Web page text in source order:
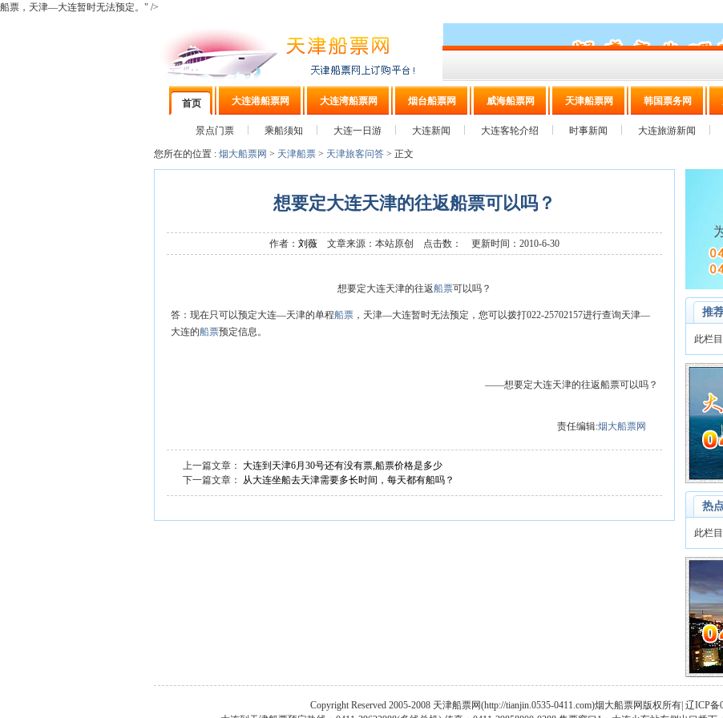
船票，天津—大连暂时无法预定。" />
首页 大连港船票网 大连湾船票网 烟台船票网 威海船票网 天津船票网 韩国票务网
景点门票 乘船须知 大连一日游 大连新闻 大连客轮介绍 时事新闻 大连旅游新闻
您所在的位置 : 烟大船票网 > 天津船票 > 天津旅客问答 > 正文
想要定大连天津的往返船票可以吗？
作者： 刘薇 文章来源：本站原创 点击数： 更新时间：2010-6-30
想要定大连天津的往返船票可以吗？
答：现在只可以预定大连—天津的单程船票 ，天津—大连暂时无法预定，您可以拨打022-25702157进行查询天津—
大连的船票预定信息。
——想要定大连天津的往返船票可以吗？
责任编辑:烟大船票网
上一篇文章： 大连到天津6月30号还有没有票,船票价格是多少
下一篇文章： 从大连坐船去天津需要多长时间，每天都有船吗？
推
此栏
热
此栏
Copyright Reserved 2005-2008 天津船票网(http://tianjin.0535-0411.com)烟大船票网版权所有| 辽ICP备